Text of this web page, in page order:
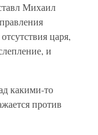
Михаил
царя,
и
какими-то
против